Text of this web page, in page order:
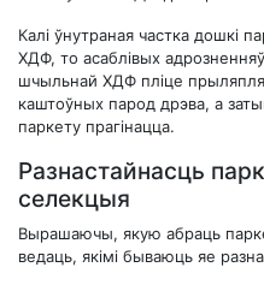
Калі ўнутраная частка дошкі
ХДФ, то асаблівых
шчыльнай ХДФ пліце
каштоўных парод дрэва, а
паркету прагінацца.
Разнастайнасць
селекцыя
Вырашаючы, якую абраць
ведаць, якімі бываюць яе